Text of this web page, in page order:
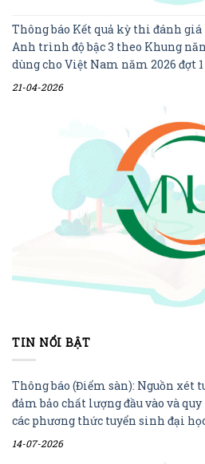
Thông báo Kết quả kỳ thi đánh
Anh trình độ bậc 3 theo Khung
dùng cho Việt Nam năm 2026 đợt 1
21-04-2026
TIN NỔI BẬT
Thông báo (Điểm sàn): Nguồn xét
đảm bảo chất lượng đầu vào và
các phương thức tuyển sinh đại
14-07-2026